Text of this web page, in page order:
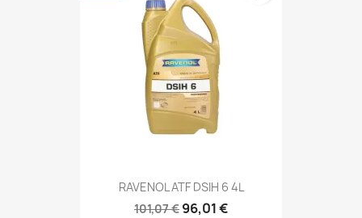
RAVENOL ATF DSIH 6 4L
101,07 € 96,01 €